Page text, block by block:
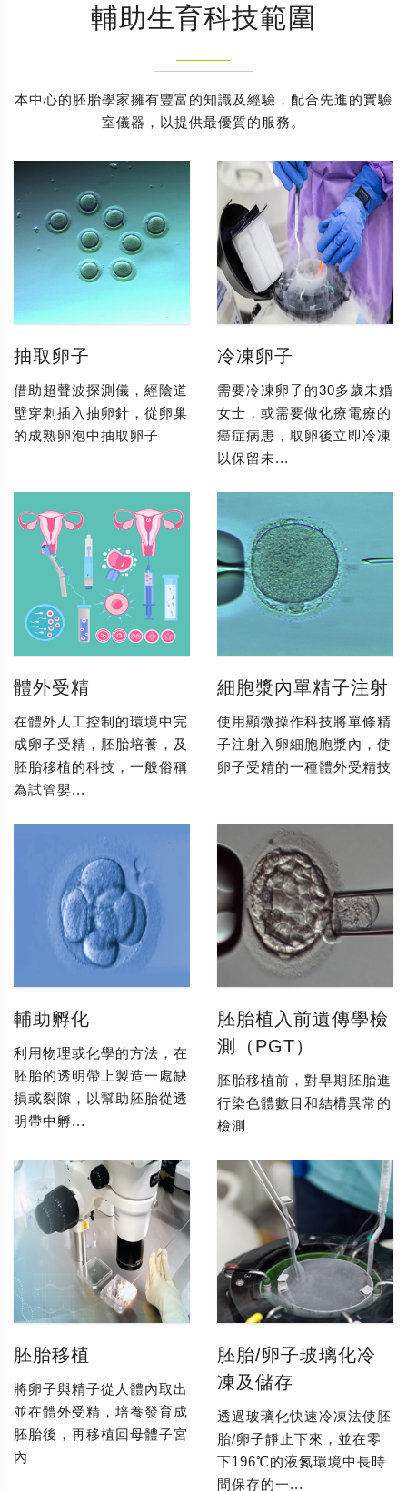
輔助生育科技範圍
本中心的胚胎學家擁有豐富的知識及經驗，配合先進的實驗
室儀器，以提供最優質的服務。
抽取卵子
借助超聲波探測儀，經陰道
壁穿刺插入抽卵針，從卵巢
的成熟卵泡中抽取卵子
冷凍卵子
需要冷凍卵子的30多歲未婚
女士，或需要做化療電療的
癌症病患，取卵後立即冷凍
以保留未...
體外受精
在體外人工控制的環境中完
成卵子受精，胚胎培養，及
胚胎移植的科技，一般俗稱
為試管嬰...
細胞漿內單精子注射
使用顯微操作科技將單條精
子注射入卵細胞胞漿內，使
卵子受精的一種體外受精技
輔助孵化
利用物理或化學的方法，在
胚胎的透明帶上製造一處缺
損或裂隙，以幫助胚胎從透
明帶中孵...
胚胎植入前遺傳學檢
測（PGT）
胚胎移植前，對早期胚胎進
行染色體數目和結構異常的
檢測
胚胎移植
將卵子與精子從人體內取出
並在體外受精，培養發育成
胚胎後，再移植回母體子宮
內
胚胎/卵子玻璃化冷
凍及儲存
透過玻璃化快速冷凍法使胚
胎/卵子靜止下來，並在零
下196℃的液氮環境中長時
間保存的一...